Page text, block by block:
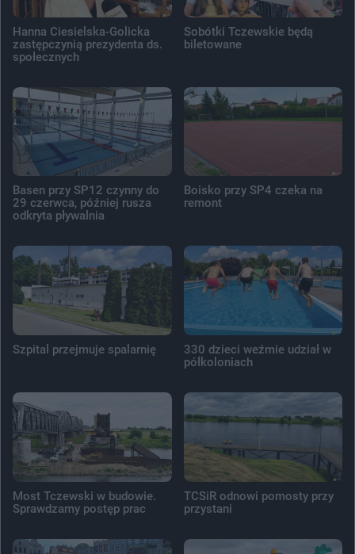
Hanna Ciesielska-Golicka
zastępczynią prezydenta ds.
społecznych
Sobótki Tczewskie będą
biletowane
Basen przy SP12 czynny do
29 czerwca, później rusza
odkryta pływalnia
Boisko przy SP4 czeka na
remont
Szpital przejmuje spalarnię
330 dzieci weźmie udział w
półkoloniach
Most Tczewski w budowie.
Sprawdzamy postęp prac
TCSiR odnowi pomosty przy
przystani